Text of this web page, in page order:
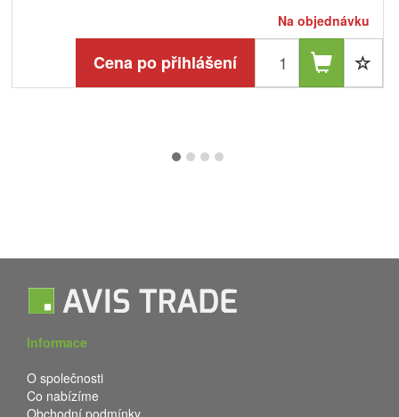
Na objednávku
Cena po přihlášení
Informace
O společnosti
Co nabízíme
Obchodní podmínky